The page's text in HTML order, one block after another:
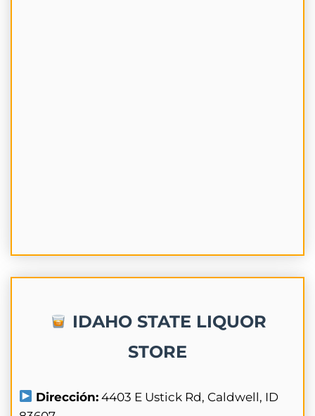
IDAHO STATE LIQUOR
STORE
Dirección: 4403 E Ustick Rd, Caldwell, ID